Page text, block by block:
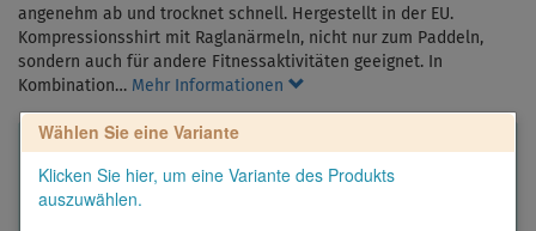
angenehm ab und trocknet schnell. Hergestellt in der EU.
Kompressionsshirt mit Raglanärmeln, nicht nur zum Paddeln,
sondern auch für andere Fitnessaktivitäten geeignet. In
Kombination… Mehr Informationen
Wählen Sie eine Variante
Klicken Sie hier, um eine Variante des Produkts
auszuwählen.